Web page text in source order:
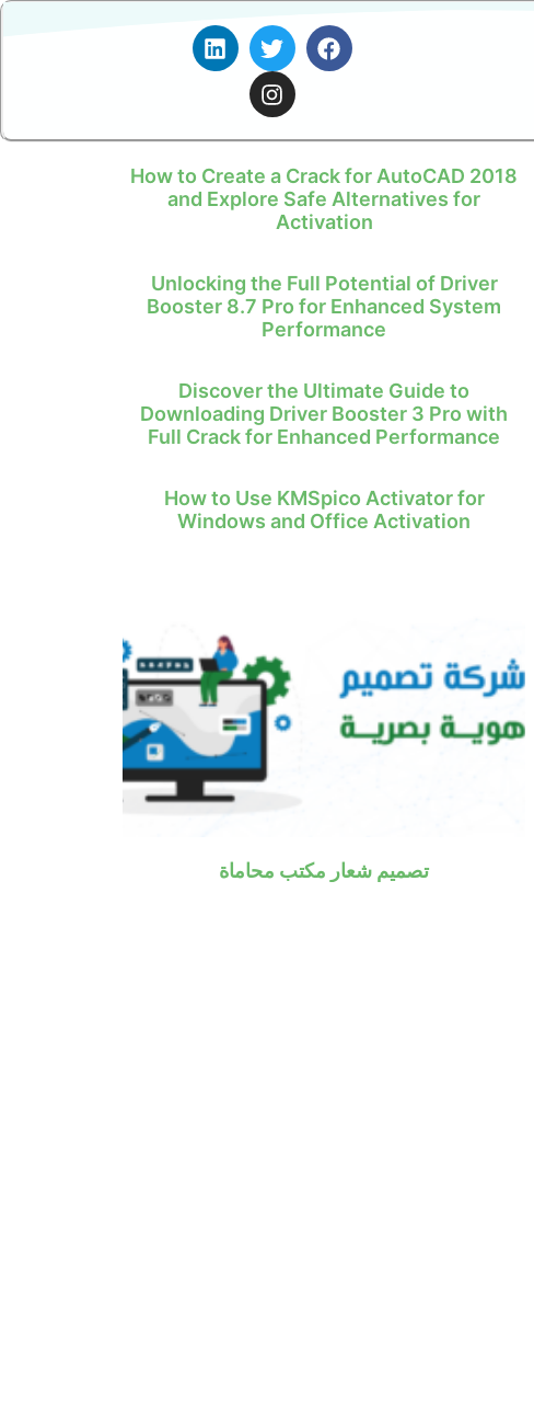
How to Create a Crack for AutoCAD 2018
and Explore Safe Alternatives for
Activation
Unlocking the Full Potential of Driver
Booster 8.7 Pro for Enhanced System
Performance
Discover the Ultimate Guide to
Downloading Driver Booster 3 Pro with
Full Crack for Enhanced Performance
How to Use KMSpico Activator for
Windows and Office Activation
تصميم شعار مكتب محاماة